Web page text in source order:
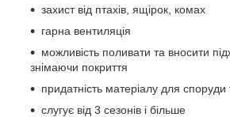
захист від птахів, ящірок, комах
гарна вентиляція
можливість поливати та вносити
знімаючи покриття
придатність матеріалу для
слугує від 3 сезонів і більше